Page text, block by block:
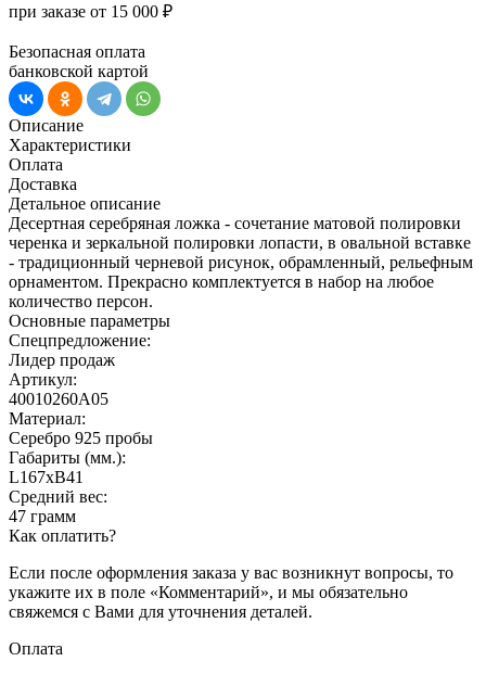
при заказе от 15 000 ₽
Безопасная оплата
банковской картой
Описание
Характеристики
Оплата
Доставка
Детальное описание
Десертная серебряная ложка - сочетание матовой полировки
черенка и зеркальной полировки лопасти, в овальной вставке
- традиционный черневой рисунок, обрамленный, рельефным
орнаментом. Прекрасно комплектуется в набор на любое
количество персон.
Основные параметры
Спецпредложение:
Лидер продаж
Артикул:
40010260А05
Материал:
Серебро 925 пробы
Габариты (мм.):
L167хB41
Средний вес:
47 грамм
Как оплатить?
Если после оформления заказа у вас возникнут вопросы, то
укажите их в поле «Комментарий», и мы обязательно
свяжемся с Вами для уточнения деталей.
Оплата